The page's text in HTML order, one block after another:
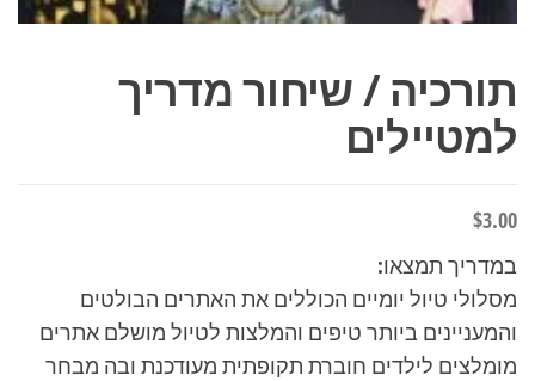
תורכיה / שיחור מדריך
למטיילים
$3.00
במדריך תמצאו:
מסלולי טיול יומיים הכוללים את האתרים הבולטים
והמעניינים ביותר טיפים והמלצות לטיול מושלם אתרים
מומלצים לילדים חוברת תקופתית מעודכנת ובה מבחר